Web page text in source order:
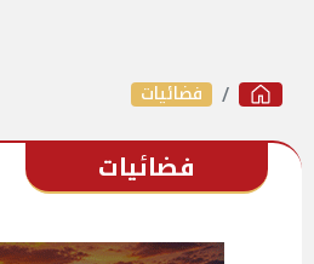
فضائيات
فضائيات